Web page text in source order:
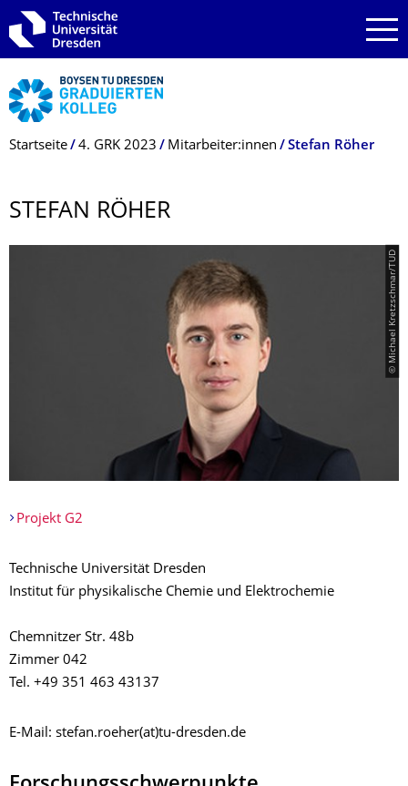
Zur Hauptnavigation springen
Zur Suche springen
Zum Inhalt springen
Breadcrumb-Menü
Startseite 4. GRK 2023 Mitarbeiter:innen Stefan Röher
STEFAN RÖHER
© Michael Kretzschmar/TUD
Projekt G2
Technische Universität Dresden
Institut für physikalische Chemie und Elektrochemie
Chemnitzer Str. 48b
Zimmer 042
Tel. +49 351 463 43137
E-Mail: stefan.roeher(at)tu-dresden.de